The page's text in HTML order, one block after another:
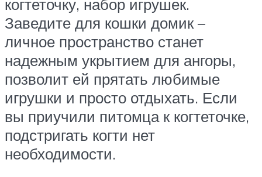
когтеточку, набор игрушек.
Заведите для кошки домик –
личное пространство станет
надежным укрытием для ангоры,
позволит ей прятать любимые
игрушки и просто отдыхать. Если
вы приучили питомца к когтеточке,
подстригать когти нет
необходимости.